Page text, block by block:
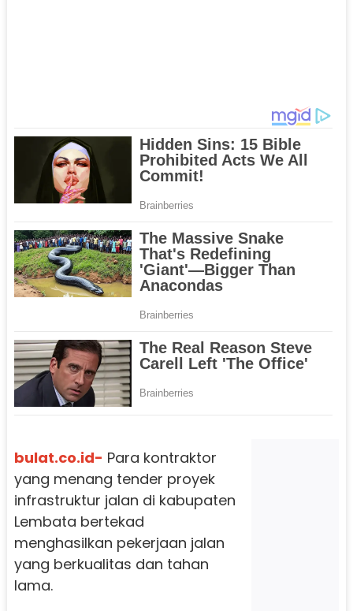
bulat.co.id- Para kontraktor
yang menang tender proyek
infrastruktur jalan di kabupaten
Lembata bertekad
menghasilkan pekerjaan jalan
yang berkualitas dan tahan
lama.